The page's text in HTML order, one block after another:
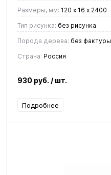
Размеры, мм: 120 х 16 х 2400
Тип рисунка: без рисунка
Порода дерева: без фактуры
Страна: Россия
930 руб. / шт.
Подробнее